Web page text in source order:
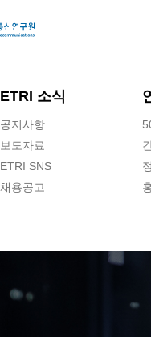
ETRI 소식
공지사항
보도자료
ETRI SNS
채용공고